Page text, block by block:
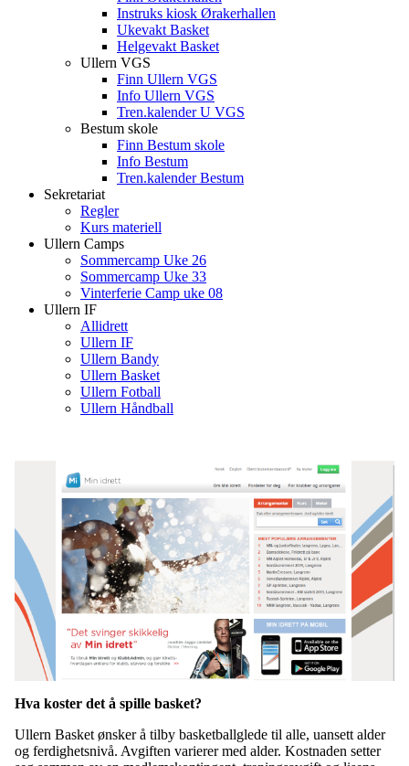
Instruks kiosk Ørakerhallen
Ukevakt Basket
Helgevakt Basket
Ullern VGS
Finn Ullern VGS
Info Ullern VGS
Tren.kalender U VGS
Bestum skole
Finn Bestum skole
Info Bestum
Tren.kalender Bestum
Sekretariat
Regler
Kurs materiell
Ullern Camps
Sommercamp Uke 26
Sommercamp Uke 33
Vinterferie Camp uke 08
Ullern IF
Allidrett
Ullern IF
Ullern Bandy
Ullern Basket
Ullern Fotball
Ullern Håndball
Hva koster det å spille basket?
Ullern Basket ønsker å tilby basketballglede til alle, uansett alder
og ferdighetsnivå. Avgiften varierer med alder. Kostnaden setter